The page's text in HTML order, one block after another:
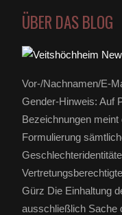
ÜBER DAS BLOG
Vor-/Nachnamen/E-
Gender-Hinweis: Auf
Bezeichnungen meint
Formulierung
Gürz Die Einhaltung
ausschließlich Sache